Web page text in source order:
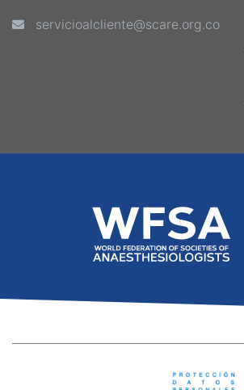
servicioalcliente@scare.org.co